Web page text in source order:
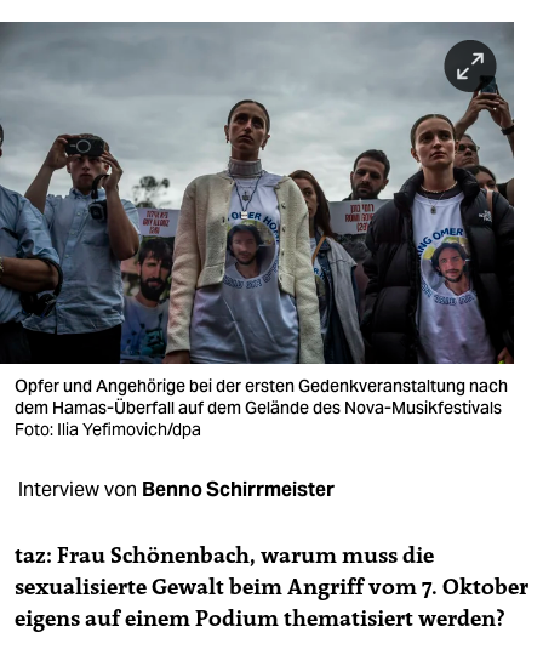
sport
berlin
wahrheit
verlag
verlag
veranstaltungen
shop
fragen & hilfe
genossenschaft
epaper login
Opfer und Angehörige bei der ersten Gedenkveranstaltung nach
dem Hamas-Überfall auf dem Gelände des Nova-Musikfestivals
Foto: Ilia Yefimovich/dpa
Interview von Benno Schirrmeister
taz: Frau Schönenbach, warum muss die
sexualisierte Gewalt beim Angriff vom 7. Oktober
eigens auf einem Podium thematisiert werden?